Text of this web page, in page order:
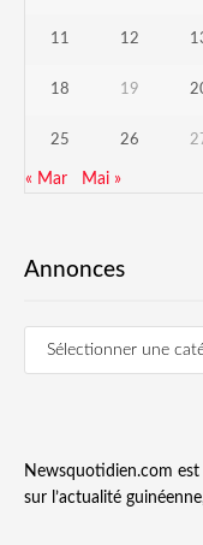
11 12
18 19
25 26
« Mar Mai »
Annonces
Newsquotidien.com
sur l’actualité